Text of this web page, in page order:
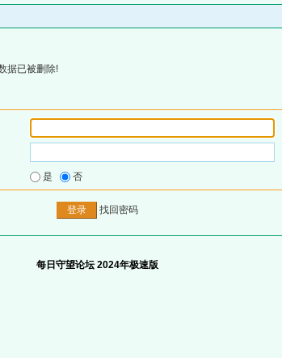
据已被删除!
是 否
找回密码
每日守望论坛 2024年极速版